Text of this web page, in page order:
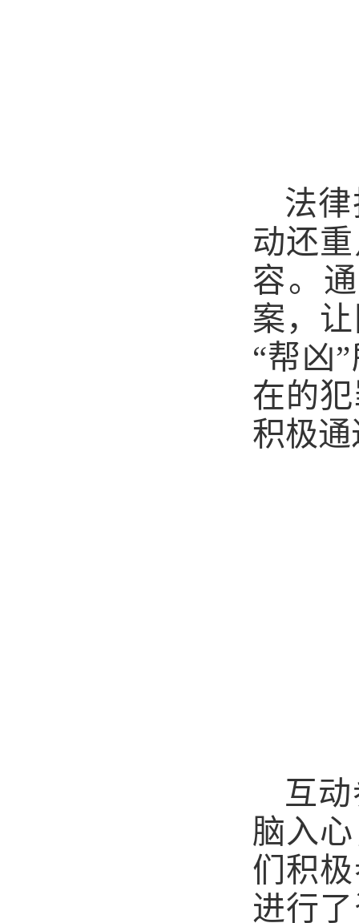
法
动还
容。
案，
“帮凶
在的
积极
互
脑入
们积
进行